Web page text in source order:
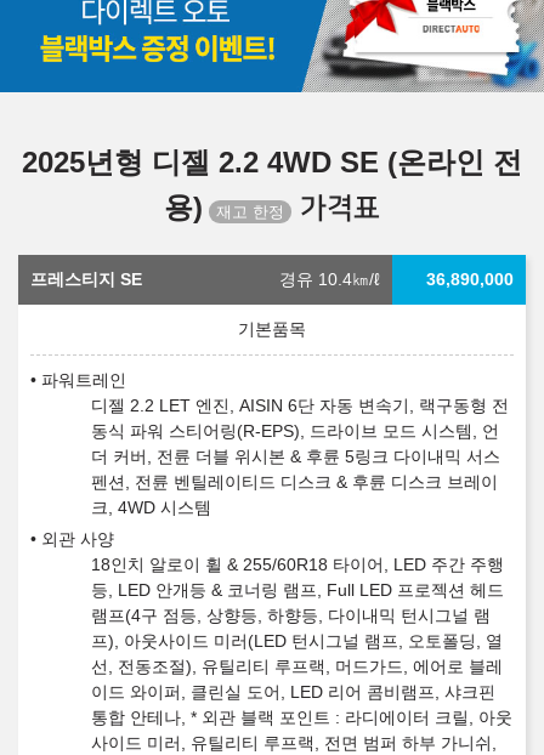
2025년형 디젤 2.2 4WD SE (온라인 전
용)
가격표
프레스티지 SE 경유 10.4㎞/ℓ 36,890,000
파워트레인
디젤 2.2 LET 엔진, AISIN 6단 자동 변속기, 랙구동형 전
동식 파워 스티어링(R-EPS), 드라이브 모드 시스템, 언
더 커버, 전륜 더블 위시본 & 후륜 5링크 다이내믹 서스
펜션, 전륜 벤틸레이티드 디스크 & 후륜 디스크 브레이
크, 4WD 시스템
외관 사양
18인치 알로이 휠 & 255/60R18 타이어, LED 주간 주행
등, LED 안개등 & 코너링 램프, Full LED 프로젝션 헤드
램프(4구 점등, 상향등, 하향등, 다이내믹 턴시그널 램
프), 아웃사이드 미러(LED 턴시그널 램프, 오토폴딩, 열
선, 전동조절), 유틸리티 루프랙, 머드가드, 에어로 블레
이드 와이퍼, 클린실 도어, LED 리어 콤비램프, 샤크핀
통합 안테나, * 외관 블랙 포인트 : 라디에이터 크릴, 아웃
사이드 미러, 유틸리티 루프랙, 전면 범퍼 하부 가니쉬,